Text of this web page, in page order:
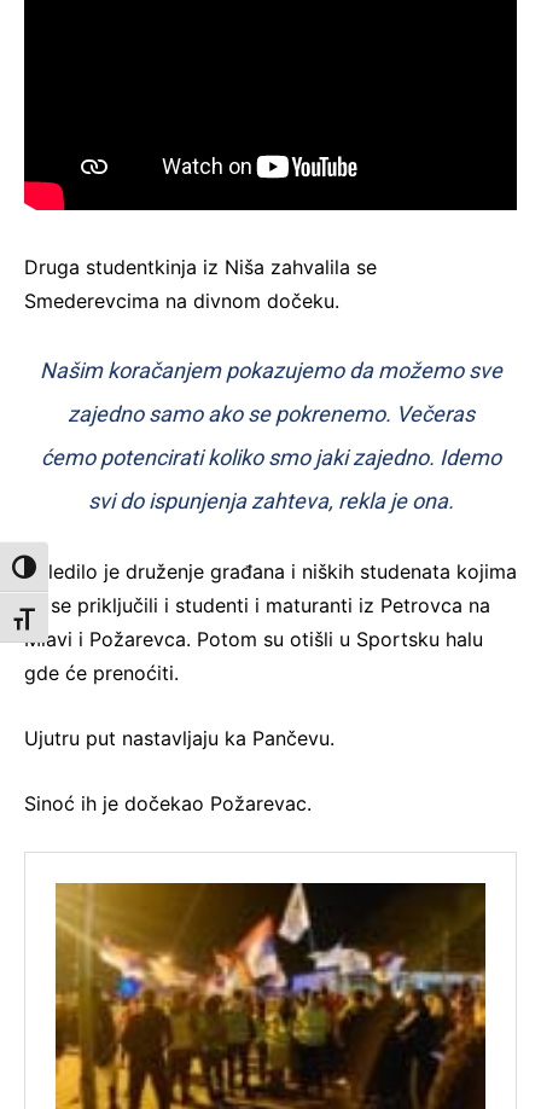
Toggle High Contrast
Toggle Font size
Druga studentkinja iz Niša zahvalila se
Smederevcima na divnom dočeku.
Našim koračanjem pokazujemo da možemo sve
zajedno samo ako se pokrenemo. Večeras
ćemo potencirati koliko smo jaki zajedno. Idemo
svi do ispunjenja zahteva, rekla je ona.
Usledilo je druženje građana i niških studenata kojima
su se priključili i studenti i maturanti iz Petrovca na
Mlavi i Požarevca. Potom su otišli u Sportsku halu
gde će prenoćiti.
Ujutru put nastavljaju ka Pančevu.
Sinoć ih je dočekao Požarevac.